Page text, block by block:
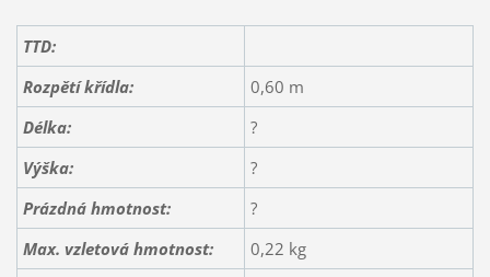
TTD:
Rozpětí křídla:
0,60 m
Délka:
?
Výška:
?
Prázdná hmotnost:
?
Max. vzletová hmotnost:
0,22 kg